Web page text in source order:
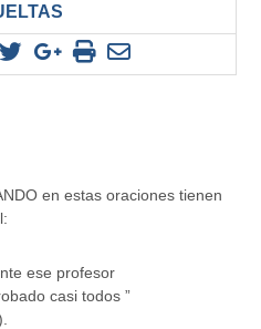
en estas oraciones tienen
ese profesor
casi todos ”